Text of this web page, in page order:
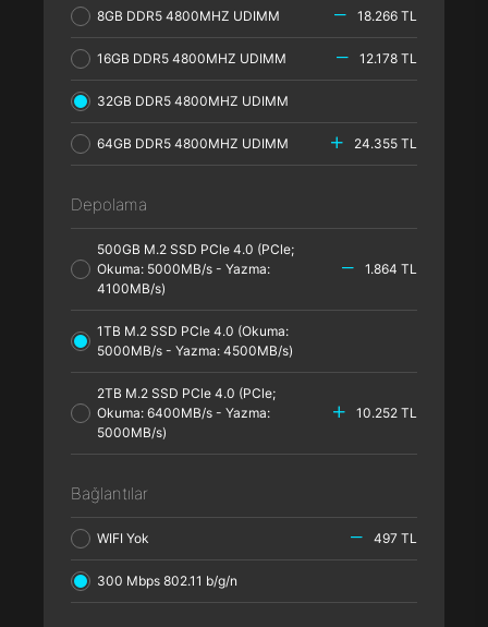
8GB DDR5 4800MHZ UDIMM 18.266 TL
16GB DDR5 4800MHZ UDIMM 12.178 TL
32GB DDR5 4800MHZ UDIMM
64GB DDR5 4800MHZ UDIMM 24.355 TL
Depolama
500GB M.2 SSD PCle 4.0 (PCle;
Okuma: 5000MB/s - Yazma:
4100MB/s)
1.864 TL
1TB M.2 SSD PCle 4.0 (Okuma:
5000MB/s - Yazma: 4500MB/s)
2TB M.2 SSD PCle 4.0 (PCle;
Okuma: 6400MB/s - Yazma:
5000MB/s)
10.252 TL
Bağlantılar
WIFI Yok 497 TL
300 Mbps 802.11 b/g/n